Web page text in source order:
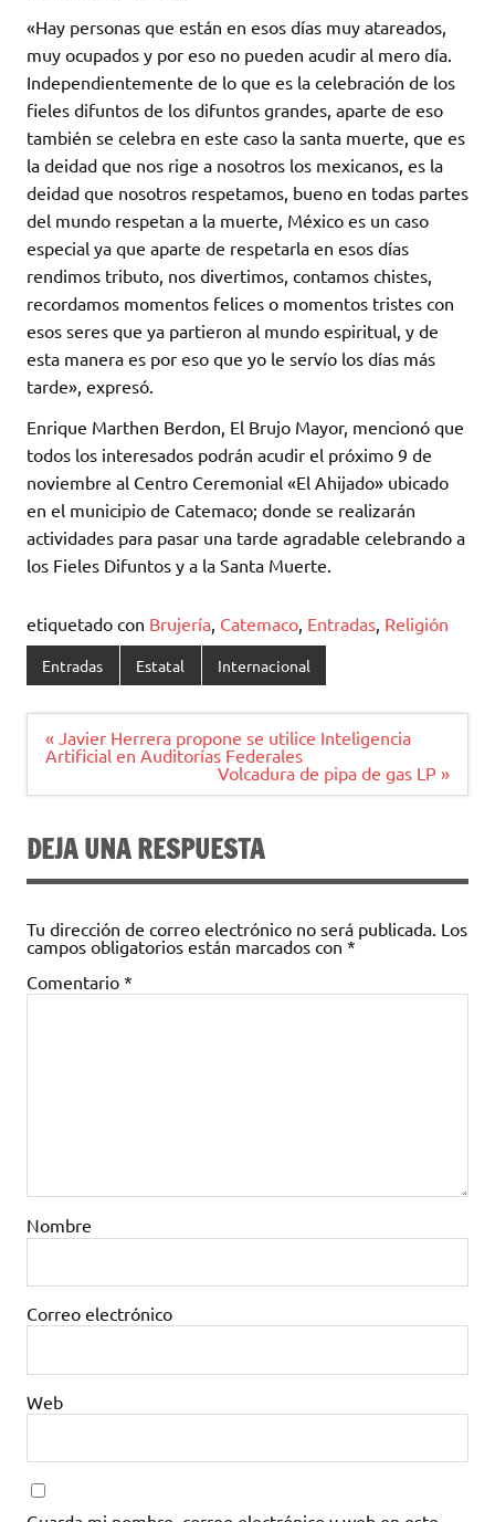
«Hay personas que están en esos días muy atareados,
muy ocupados y por eso no pueden acudir al mero día.
Independientemente de lo que es la celebración de los
fieles difuntos de los difuntos grandes, aparte de eso
también se celebra en este caso la santa muerte, que es
la deidad que nos rige a nosotros los mexicanos, es la
deidad que nosotros respetamos, bueno en todas partes
del mundo respetan a la muerte, México es un caso
especial ya que aparte de respetarla en esos días
rendimos tributo, nos divertimos, contamos chistes,
recordamos momentos felices o momentos tristes con
esos seres que ya partieron al mundo espiritual, y de
esta manera es por eso que yo le servío los días más
tarde», expresó.
Enrique Marthen Berdon, El Brujo Mayor, mencionó que
todos los interesados podrán acudir el próximo 9 de
noviembre al Centro Ceremonial «El Ahijado» ubicado
en el municipio de Catemaco; donde se realizarán
actividades para pasar una tarde agradable celebrando a
los Fieles Difuntos y a la Santa Muerte.
etiquetado con Brujería, Catemaco, Entradas, Religión
Entradas Estatal Internacional
Navegación
de
« Javier Herrera propone se utilice Inteligencia
Artificial en Auditorías Federales
Volcadura de pipa de gas LP »
DEJA UNA RESPUESTA
Tu dirección de correo electrónico no será publicada. Los
campos obligatorios están marcados con *
Comentario *
Nombre
Correo electrónico
Web